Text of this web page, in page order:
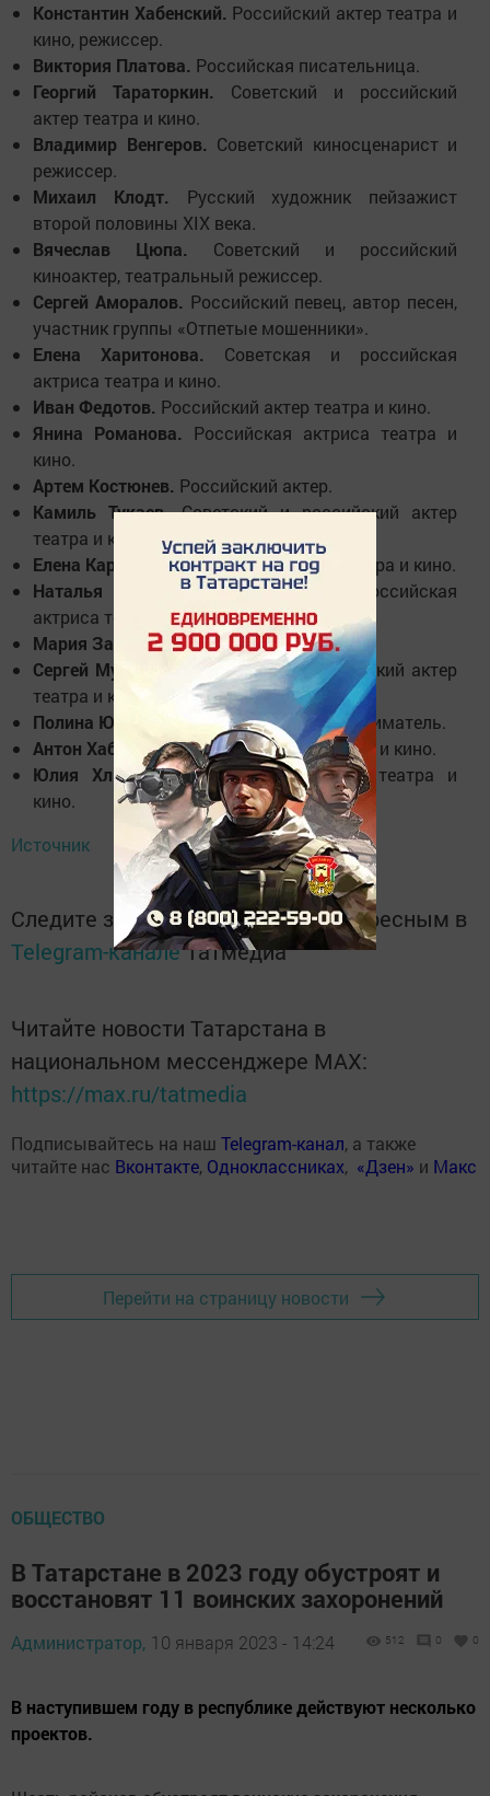
Константин Хабенский. Российский актер театра и
кино, режиссер.
Виктория Платова. Российская писательница.
Георгий Тараторкин. Советский и российский
актер театра и кино.
Владимир Венгеров. Советский киносценарист и
режиссер.
Михаил Клодт. Русский художник пейзажист
второй половины XIX века.
Вячеслав Цюпа. Советский и российский
киноактер, театральный режиссер.
Сергей Аморалов. Российский певец, автор песен,
участник группы «Отпетые мошенники».
Елена Харитонова. Советская и российская
актриса театра и кино.
Иван Федотов. Российский актер театра и кино.
Янина Романова. Российская актриса театра и
кино.
Артем Костюнев. Российский актер.
Камиль Тукаев.Советский и российский актер
театра и кино.
Елена Карпова.
Российская актриса театра и кино.
Наталья Тимонина.Советская и российская
актриса театра и кино.
Мария Зайцева. Российская певица.
Сергей Мучеников.
Советский и российский актер
театра и кино.
Полина Юмашева.Российский предприниматель.
Антон Хабаров.Российский актёр театра и кино.
Юлия Хлынина.Российская актриса театра и
кино.
Источник
Следите за самым важным и интересным в
Telegram-каналеТатмедиа
Читайте новости Татарстана в
национальном мессенджере MАХ:
https://max.ru/tatmedia
Подписывайтесь на наш Telegram-канал, а также
читайте нас Вконтакте, Одноклассниках, «Дзен» и Макс
Перейти на страницу новости
ОБЩЕСТВО
В Татарстане в 2023 году обустроят и
восстановят 11 воинских захоронений
Администратор, 10 января 2023 - 14:24 512 0 0
В наступившем году в республике действуют несколько
проектов.